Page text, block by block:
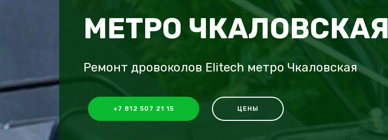
МЕТРО ЧКАЛОВСКАЯ
Ремонт дровоколов Elitech метро Чкаловская
+7 812 507 21 15 ЦЕНЫ